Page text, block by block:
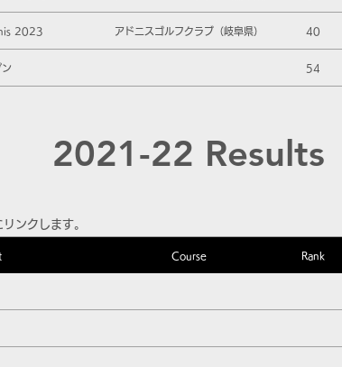
2023 アドニスゴルフクラブ（岐阜県） 40
54
2021-22 Results
ンクします。
Course Rank